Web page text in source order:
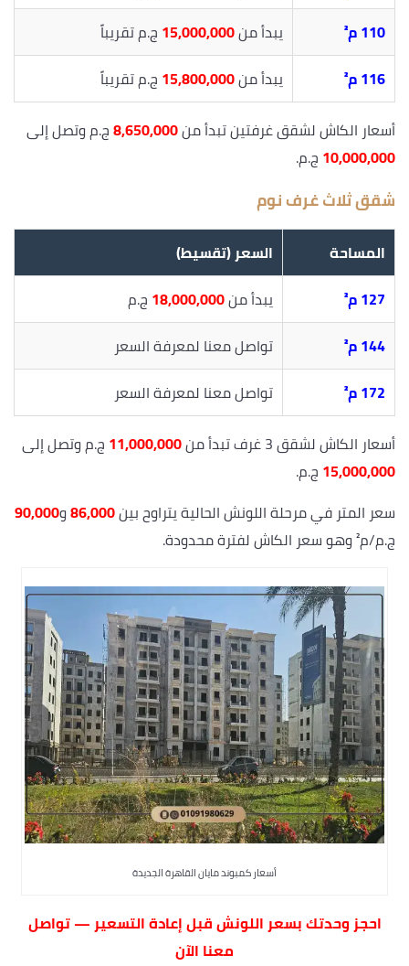
110 م²
يبدأ من15,000,000 ج.م تقريباً
116 م²
يبدأ من15,800,000 ج.م تقريباً
أسعار الكاش لشقق غرفتين تبدأ من8,650,000ج.م وتصل إلى
10,000,000 ج.م.
شقق ثلاث غرف نوم
المساحة
السعر (تقسيط)
127 م²
يبدأ من18,000,000 ج.م
144 م²
تواصل معنا لمعرفة السعر
172 م²
تواصل معنا لمعرفة السعر
أسعار الكاش لشقق 3 غرف تبدأ من
11,000,000 ج.م وتصل إلى
15,000,000 ج.م.
سعر المتر في مرحلة اللونش الحالية يتراوح بين86,000و90,000
ج.م/م² وهو سعر الكاش لفترة محدودة.
أسعار كمبوند مايان القاهرة الجديدة
احجز وحدتك بسعر اللونش قبل إعادة التسعير — تواصل
معنا الآن